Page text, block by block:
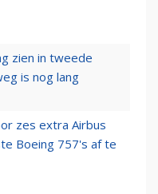
zien in tweede
is nog lang
zes extra Airbus
Boeing 757's af te